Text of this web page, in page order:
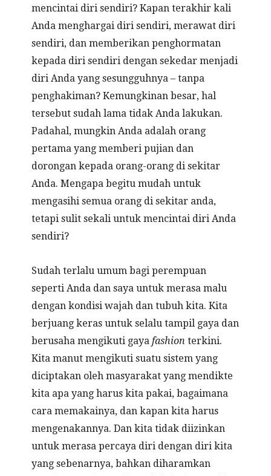
mencintai diri sendiri? Kapan terakhir kali
Anda menghargai diri sendiri, merawat diri
sendiri, dan memberikan penghormatan
kepada diri sendiri dengan sekedar menjadi
diri Anda yang sesungguhnya – tanpa
penghakiman? Kemungkinan besar, hal
tersebut sudah lama tidak Anda lakukan.
Padahal, mungkin Anda adalah orang
pertama yang memberi pujian dan
dorongan kepada orang-orang di sekitar
Anda. Mengapa begitu mudah untuk
mengasihi semua orang di sekitar anda,
tetapi sulit sekali untuk mencintai diri Anda
sendiri?
Sudah terlalu umum bagi perempuan
seperti Anda dan saya untuk merasa malu
dengan kondisi wajah dan tubuh kita. Kita
berjuang keras untuk selalu tampil gaya dan
berusaha mengikuti gayafashion terkini.
Kita manut mengikuti suatu sistem yang
diciptakan oleh masyarakat yang mendikte
kita apa yang harus kita pakai, bagaimana
cara memakainya, dan kapan kita harus
mengenakannya. Dan kita tidak diizinkan
untuk merasa percaya diri dengan diri kita
yang sebenarnya, bahkan diharamkan